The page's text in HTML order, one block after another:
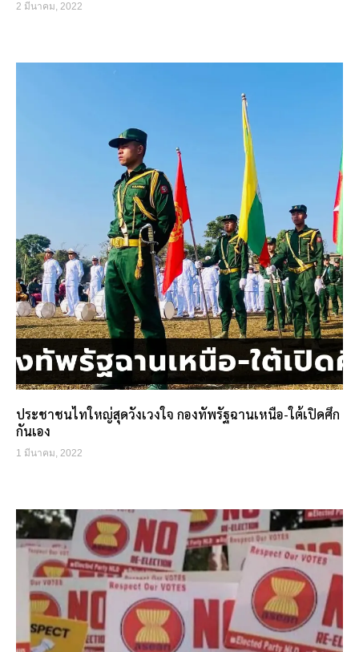
2 มีนาคม, 2022
ประชาชนไทใหญ่สุดวังเวงใจ กองทัพรัฐฉานเหนือ-ใต้เปิดศึก
กันเอง
1 มีนาคม, 2022